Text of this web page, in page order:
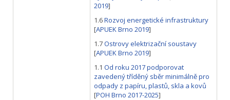
2019]
1.6Rozvoj energetické infrastruktury
[APUEK Brno 2019]
1.7Ostrovy elektrizační soustavy
[APUEK Brno 2019]
1.1 Od roku 2017 podporovat
zavedený tříděný sběr minimálně pro
odpady z papíru, plastů, skla a kovů
[POH Brno 2017-2025]